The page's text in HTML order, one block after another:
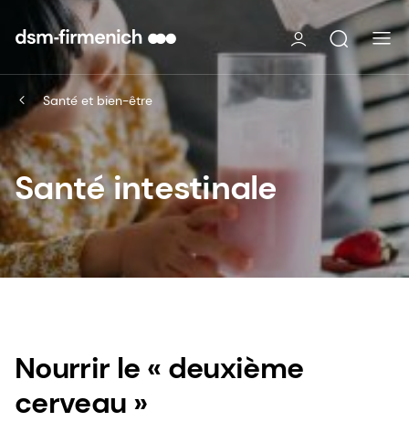
Santé et bien-être
Santé intestinale
Nourrir le « deuxième
cerveau »